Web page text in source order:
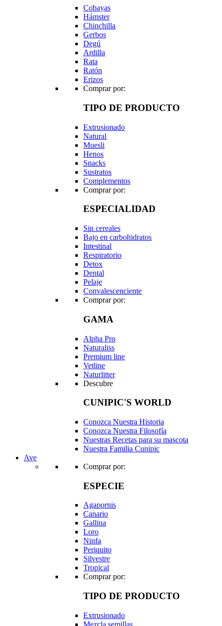
Cobayas
Hámster
Chinchilla
Gerbos
Degú
Ardilla
Rata
Ratón
Erizos
Comprar por:
TIPO DE PRODUCTO
Extrusionado
Natural
Muesli
Henos
Snacks
Sustratos
Complementos
Comprar por:
ESPECIALIDAD
Sin cereales
Bajo en carbohidratos
Intestinal
Respiratorio
Detox
Dental
Pelaje
Convalescenciente
Comprar por:
GAMA
Alpha Pro
Naturaliss
Premium line
Vetline
Naturlitter
Descubre
CUNIPIC'S WORLD
Conozca Nuestra Historia
Conozca Nuestra Filosofía
Nuestras Recetas para su mascota
Nuestra Familia Cunipic
Ave
Comprar por:
ESPECIE
Agapornis
Canario
Gallina
Loro
Ninfa
Periquito
Silvestre
Tropical
Comprar por:
TIPO DE PRODUCTO
Extrusionado
Mezcla semillas